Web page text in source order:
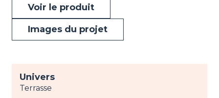
Voir le produit
Images du projet
Univers
Terrasse